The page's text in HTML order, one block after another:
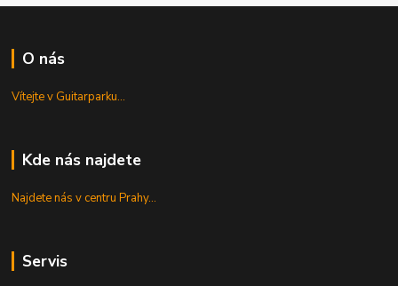
O nás
Vítejte v Guitarparku...
Kde nás najdete
Najdete nás v centru Prahy...
Servis